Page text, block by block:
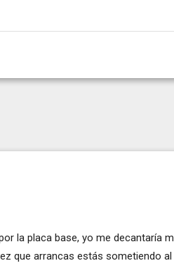
la placa base, yo me decantaría
que arrancas estás sometiendo al